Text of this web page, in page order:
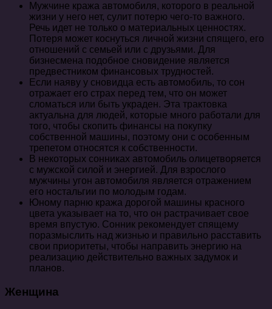
Мужчине кража автомобиля, которого в реальной
жизни у него нет, сулит потерю чего-то важного.
Речь идет не только о материальных ценностях.
Потеря может коснуться личной жизни спящего, его
отношений с семьей или с друзьями. Для
бизнесмена подобное сновидение является
предвестником финансовых трудностей.
Если наяву у сновидца есть автомобиль, то сон
отражает его страх перед тем, что он может
сломаться или быть украден. Эта трактовка
актуальна для людей, которые много работали для
того, чтобы скопить финансы на покупку
собственной машины, поэтому они с особенным
трепетом относятся к собственности.
В некоторых сонниках автомобиль олицетворяется
с мужской силой и энергией. Для взрослого
мужчины угон автомобиля является отражением
его ностальгии по молодым годам.
Юному парню кража дорогой машины красного
цвета указывает на то, что он растрачивает свое
время впустую. Сонник рекомендует спящему
поразмыслить над жизнью и правильно расставить
свои приоритеты, чтобы направить энергию на
реализацию действительно важных задумок и
планов.
Женщина